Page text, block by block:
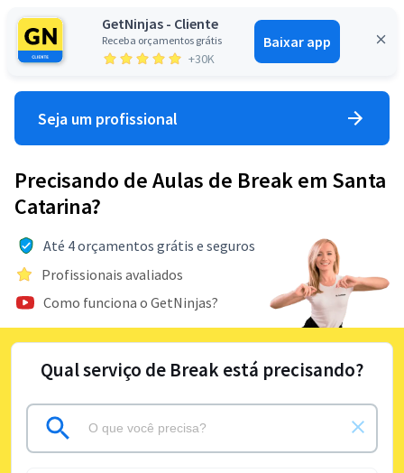
GetNinjas - Cliente
Receba orçamentos grátis
+30K
Baixar app
Entrar
Seja um profissional
Precisando de Aulas de Break em Santa
Catarina?
Até 4 orçamentos grátis e seguros
Profissionais avaliados
Como funciona o GetNinjas?
Qual serviço de Break está precisando?